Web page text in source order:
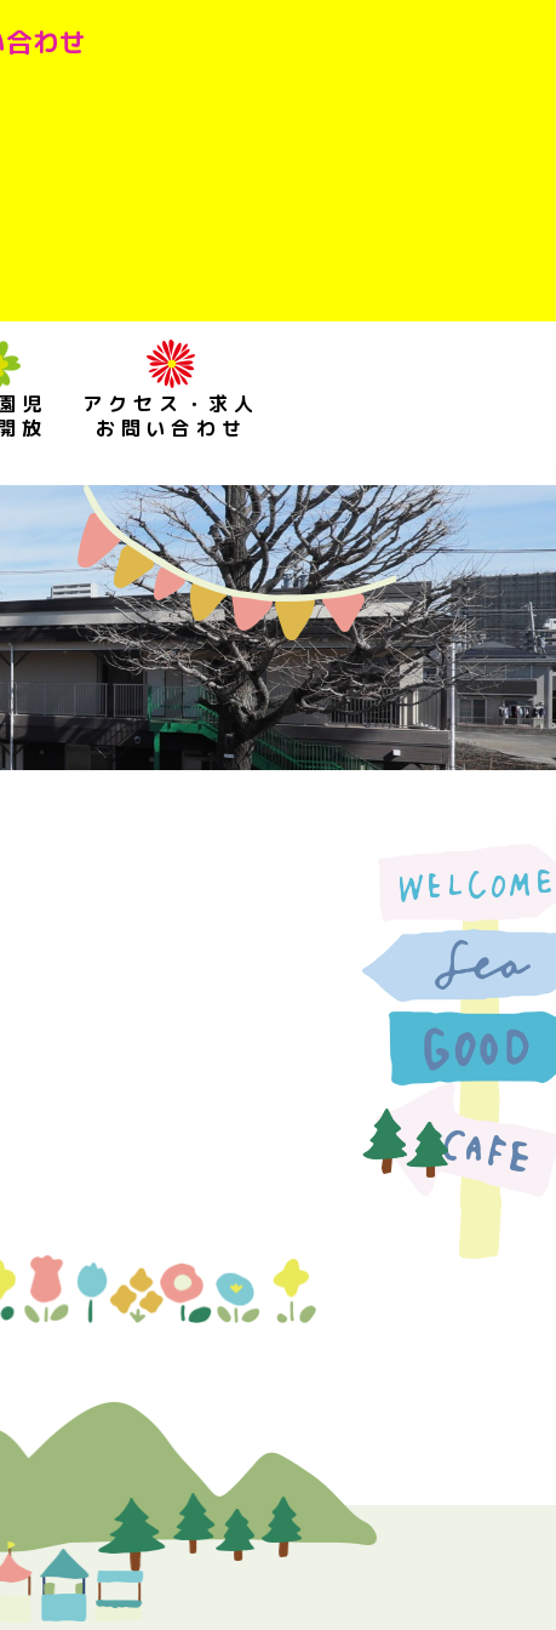
わせ
園の概要
預かり保育 課外教室
児
放
か
地域開放
アクセス・求人
お問い合わせ
お問い合わせ